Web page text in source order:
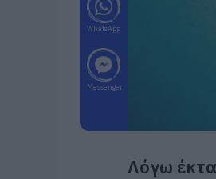
WhatsApp
Messenger
Λόγω